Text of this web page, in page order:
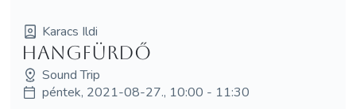
Karacs Ildi
Hangfürdő
Sound Trip
péntek, 2021-08-27., 10:00 - 11:30